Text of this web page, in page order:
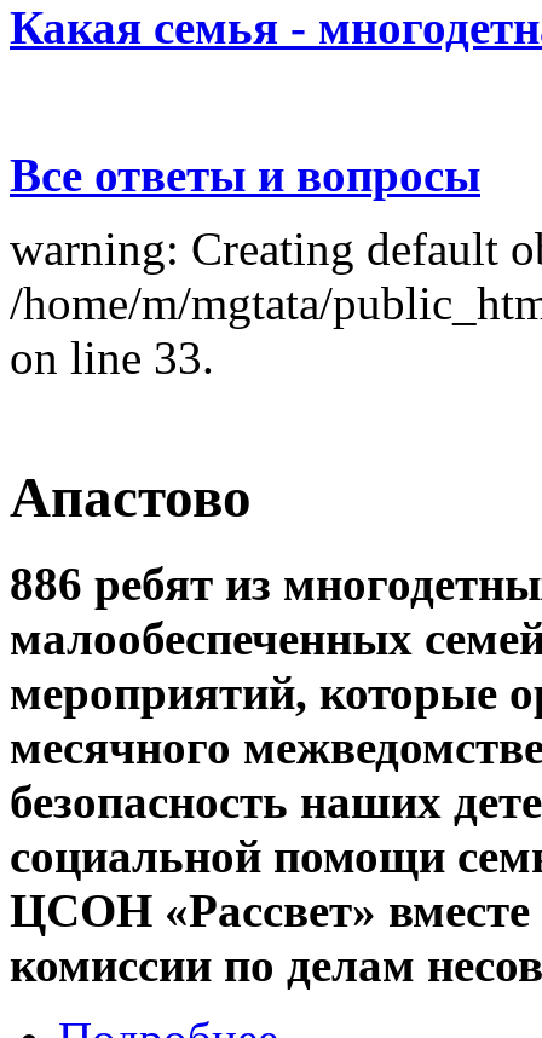
Какая семья -
Все ответы и вопросы
warning: Creating default
/home/m/mgtata/
on line 33.
Апастово
886 ребят из
малообеспеченных
мероприятий, которые
месячного
безопасность наших
социальной помощи
ЦСОН «Рассвет»
комиссии по делам